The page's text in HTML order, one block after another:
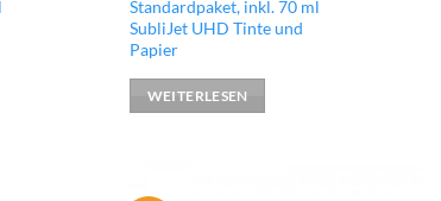
Standardpaket, inkl. 70 ml
SubliJet UHD Tinte und
Papier
WEITERLESEN